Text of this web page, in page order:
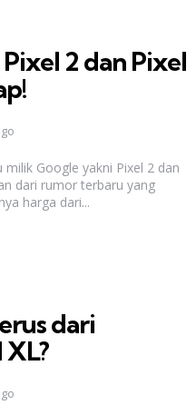
2 dan Pixel
Google yakni Pixel 2 dan
dari rumor terbaru yang
harga dari...
dari